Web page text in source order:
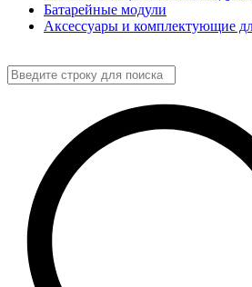
Батарейные модули
Аксессуары и комплектующие